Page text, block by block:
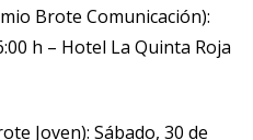
Brote Comunicación):
h – Hotel La Quinta Roja
Joven): Sábado, 30 de